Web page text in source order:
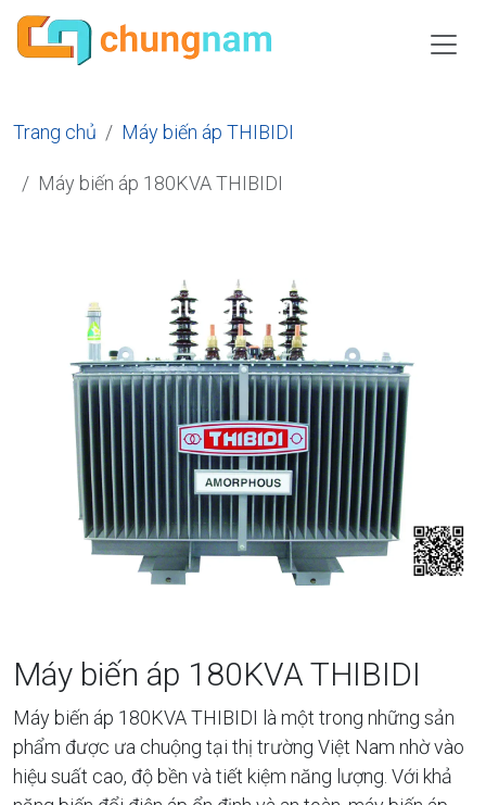
Trang chủ Máy biến áp THIBIDI
Máy biến áp 180KVA THIBIDI
Máy biến áp 180KVA THIBIDI
Máy biến áp 180KVA THIBIDI là một trong những sản
phẩm được ưa chuộng tại thị trường Việt Nam nhờ vào
hiệu suất cao, độ bền và tiết kiệm năng lượng. Với khả